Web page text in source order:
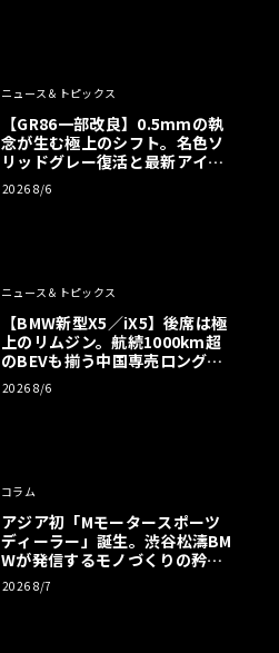
ニュース＆トピックス
【GR86一部改良】0.5mmの執
念が生む極上のシフト。名色ソ
リッドグレー復活と最新アイサ
イトでFRの極みへ
2026 8/6
ニュース＆トピックス
【BMW新型X5／iX5】後席は極
上のリムジン。航続1000km超
のBEVも揃う中国専売ロング仕
様の全貌
2026 8/6
コラム
アジア初「Mモータースポーツ
ディーラー」誕生。渋谷松濤BM
Wが発信するモノづくりの矜持
【木下隆之コラム】
2026 8/7